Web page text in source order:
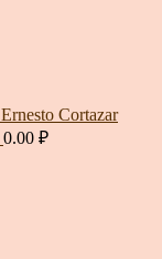
Ernesto Cortazar
0.00 ₽